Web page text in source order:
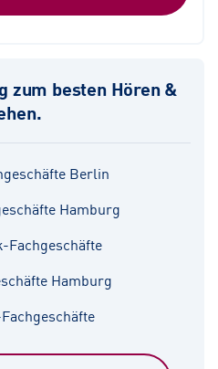
zum besten Hören &
Berlin
Hamburg
Fachgeschäfte
Hamburg